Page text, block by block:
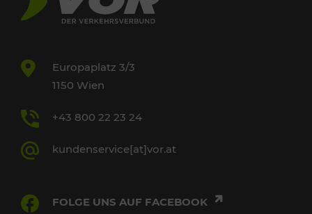
Europaplatz 3/3
1150 Wien
+43 800 22 23 24
kundenservice[at]vor.at
FOLGE UNS AUF FACEBOOK